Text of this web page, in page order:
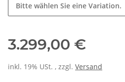
Bitte wählen Sie eine Variation.
3.299,00 €
inkl. 19% USt. , zzgl. Versand